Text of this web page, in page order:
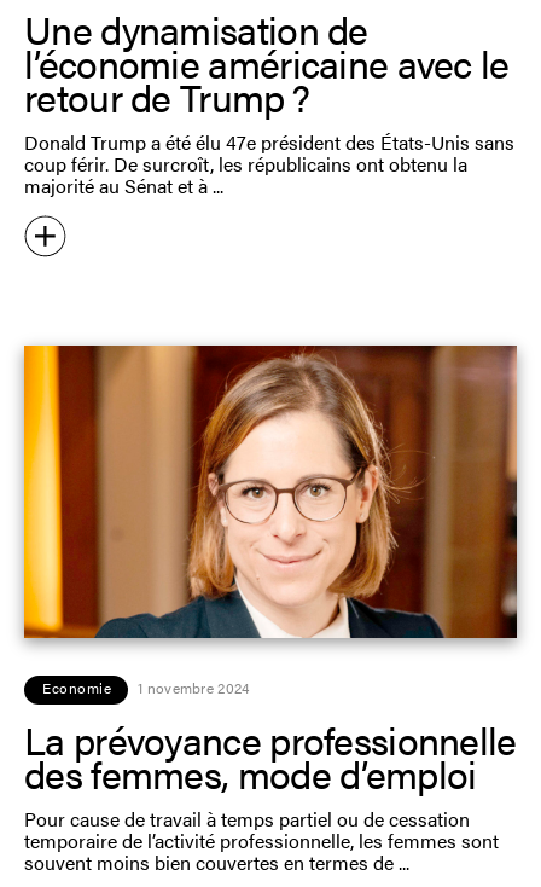
Une dynamisation de
l’économie américaine avec le
retour de Trump ?
Donald Trump a été élu 47e président des États-Unis sans
coup férir. De surcroît, les républicains ont obtenu la
majorité au Sénat et à
Economie 1 novembre 2024
La prévoyance professionnelle
des femmes, mode d’emploi
Pour cause de travail à temps partiel ou de cessation
temporaire de l’activité professionnelle, les femmes sont
souvent moins bien couvertes en termes de